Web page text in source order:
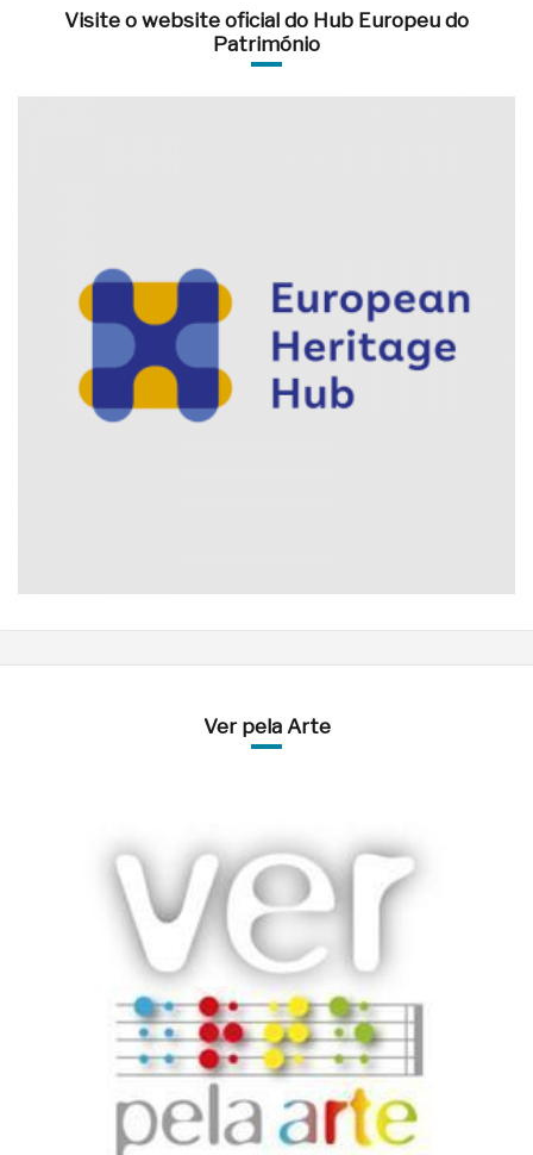
Visite o website oficial do Hub Europeu do
Património
Ver pela Arte